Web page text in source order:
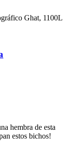
Ghat, 1100L
hembra de esta
estos bichos!